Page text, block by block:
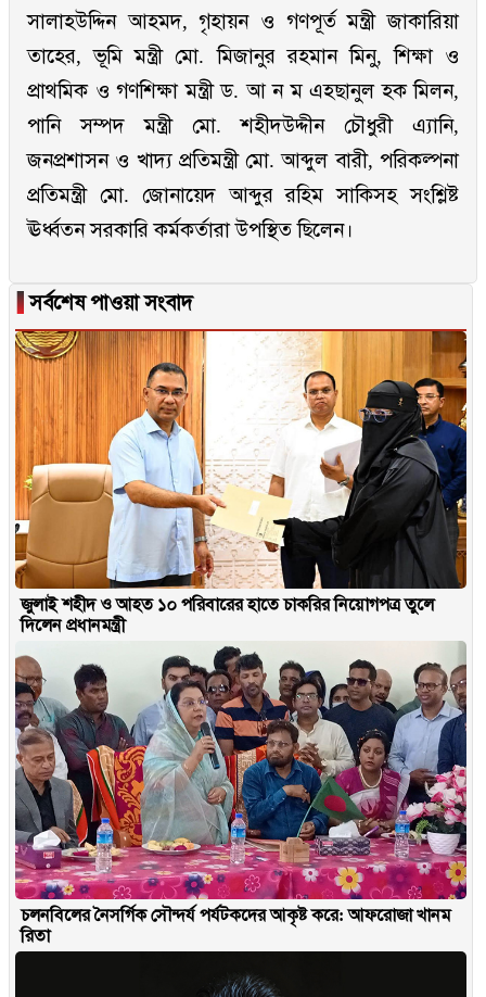
সালাহউদ্দিন আহমদ, গৃহায়ন ও গণপূর্ত মন্ত্রী জাকারিয়া
তাহের, ভূমি মন্ত্রী মো. মিজানুর রহমান মিনু, শিক্ষা ও
প্রাথমিক ও গণশিক্ষা মন্ত্রী ড. আ ন ম এহছানুল হক মিলন,
পানি সম্পদ মন্ত্রী মো. শহীদউদ্দীন চৌধুরী এ্যানি,
জনপ্রশাসন ও খাদ্য প্রতিমন্ত্রী মো. আব্দুল বারী, পরিকল্পনা
প্রতিমন্ত্রী মো. জোনায়েদ আব্দুর রহিম সাকিসহ সংশ্লিষ্ট
ঊর্ধ্বতন সরকারি কর্মকর্তারা উপস্থিত ছিলেন।
▐সর্বশেষ পাওয়া সংবাদ
জুলাই শহীদ ও আহত ১০ পরিবারের হাতে চাকরির নিয়োগপত্র তুলে
দিলেন প্রধানমন্ত্রী
চলনবিলের নৈসর্গিক সৌন্দর্য পর্যটকদের আকৃষ্ট করে: আফরোজা খানম
রিতা